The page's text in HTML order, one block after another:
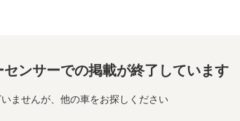
ンサーでの掲載が終了しています
ませんが、他の車をお探しください